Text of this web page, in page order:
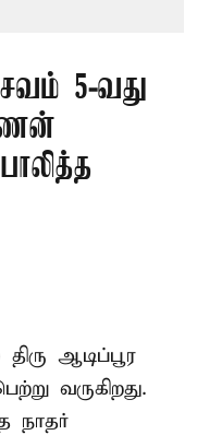
5-வது
ஆடிப்பூர
வருகிறது.
நாதர்